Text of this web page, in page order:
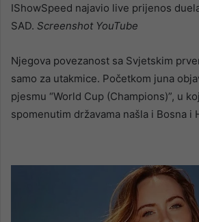
IShowSpeed najavio live prijenos
SAD. Screenshot YouTube
Njegova povezanost sa Svjetskim
samo za utakmice. Početkom juna
pjesmu “World Cup (Champions)”, u
spomenutim državama našla i Bosna i